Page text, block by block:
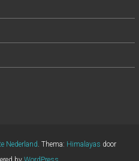
Nederland. Thema: Himalayas door